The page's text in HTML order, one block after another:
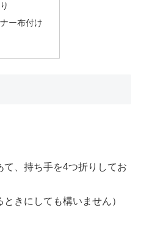
ー布付け
、持ち手を4つ折りしてお
きにしても構いません）